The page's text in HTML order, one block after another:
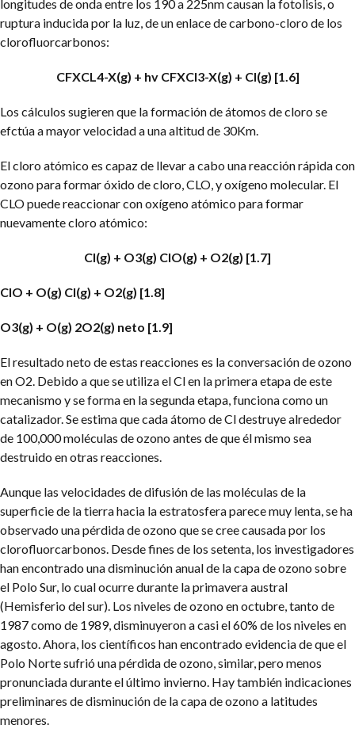
longitudes de onda entre los 190 a 225nm causan la fotolisis, o
ruptura inducida por la luz, de un enlace de carbono-cloro de los
clorofluorcarbonos:
CFXCL4-X(g) + hv CFXCl3-X(g) + Cl(g) [1.6]
Los cálculos sugieren que la formación de átomos de cloro se
efctúa a mayor velocidad a una altitud de 30Km.
El cloro atómico es capaz de llevar a cabo una reacción rápida con
ozono para formar óxido de cloro, CLO, y oxígeno molecular. El
CLO puede reaccionar con oxígeno atómico para formar
nuevamente cloro atómico:
Cl(g) + O3(g) ClO(g) + O2(g) [1.7]
ClO + O(g) Cl(g) + O2(g) [1.8]
O3(g) + O(g) 2O2(g) neto [1.9]
El resultado neto de estas reacciones es la conversación de ozono
en O2. Debido a que se utiliza el Cl en la primera etapa de este
mecanismo y se forma en la segunda etapa, funciona como un
catalizador. Se estima que cada átomo de Cl destruye alrededor
de 100,000 moléculas de ozono antes de que él mismo sea
destruido en otras reacciones.
Aunque las velocidades de difusión de las moléculas de la
superficie de la tierra hacia la estratosfera parece muy lenta, se ha
observado una pérdida de ozono que se cree causada por los
clorofluorcarbonos. Desde fines de los setenta, los investigadores
han encontrado una disminución anual de la capa de ozono sobre
el Polo Sur, lo cual ocurre durante la primavera austral
(Hemisferio del sur). Los niveles de ozono en octubre, tanto de
1987 como de 1989, disminuyeron a casi el 60% de los niveles en
agosto. Ahora, los científicos han encontrado evidencia de que el
Polo Norte sufrió una pérdida de ozono, similar, pero menos
pronunciada durante el último invierno. Hay también indicaciones
preliminares de disminución de la capa de ozono a latitudes
menores.